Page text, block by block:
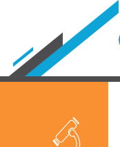
Cookies management panel